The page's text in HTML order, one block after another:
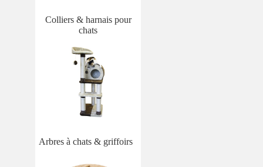
Colliers & harnais pour
chats
Arbres à chats & griffoirs